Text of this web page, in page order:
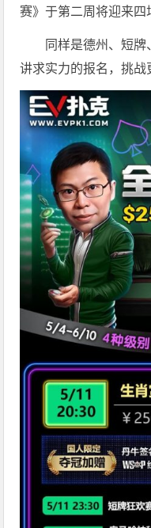
赛》于第二周将迎来四
同样是德州、短
讲求实力的报名，挑战